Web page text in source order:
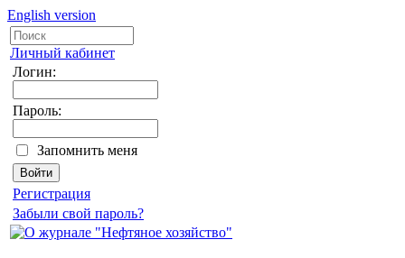
English version
Личный кабинет
Логин:
Пароль:
Запомнить меня
Регистрация
Забыли свой пароль?